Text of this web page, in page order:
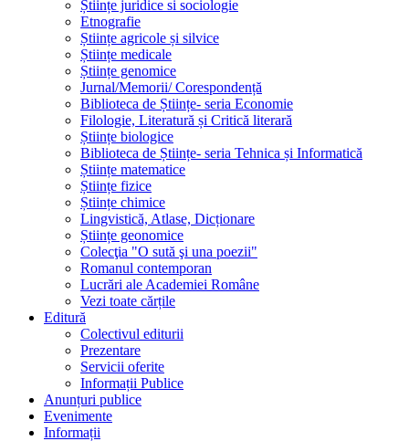
Științe juridice si sociologie
Etnografie
Științe agricole și silvice
Științe medicale
Științe genomice
Jurnal/Memorii/ Corespondență
Biblioteca de Științe- seria Economie
Filologie, Literatură și Critică literară
Științe biologice
Biblioteca de Științe- seria Tehnica și Informatică
Științe matematice
Științe fizice
Științe chimice
Lingvistică, Atlase, Dicționare
Științe geonomice
Colecţia "O sută şi una poezii"
Romanul contemporan
Lucrări ale Academiei Române
Vezi toate cărțile
Editură
Colectivul editurii
Prezentare
Servicii oferite
Informații Publice
Anunțuri publice
Evenimente
Informații